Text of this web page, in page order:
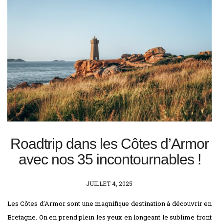
Roadtrip dans les Côtes d’Armor
avec nos 35 incontournables !
POSTED
JUILLET 4, 2025
Les Côtes d’Armor sont une magnifique destination à découvrir en
Bretagne. On en prend plein les yeux en longeant le sublime front